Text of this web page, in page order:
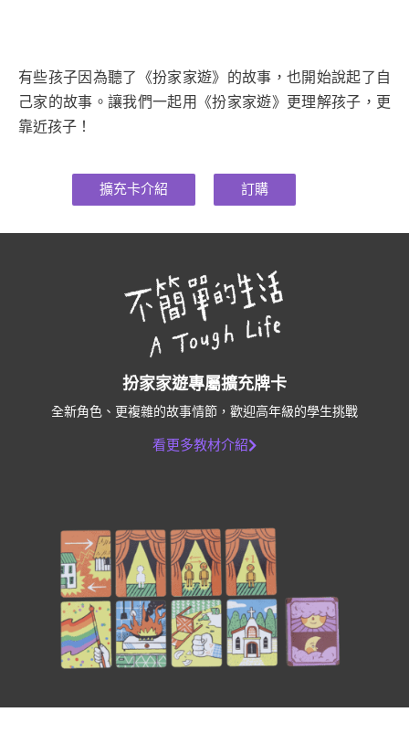
有些孩子因為聽了《扮家家遊》的故事，也開始說起了自
己家的故事。讓我們一起用《扮家家遊》更理解孩子，更
靠近孩子！
擴充卡介紹 訂購
扮家家遊專屬擴充牌卡
全新角色、更複雜的故事情節，歡迎高年級的學生挑戰
看更多教材介紹